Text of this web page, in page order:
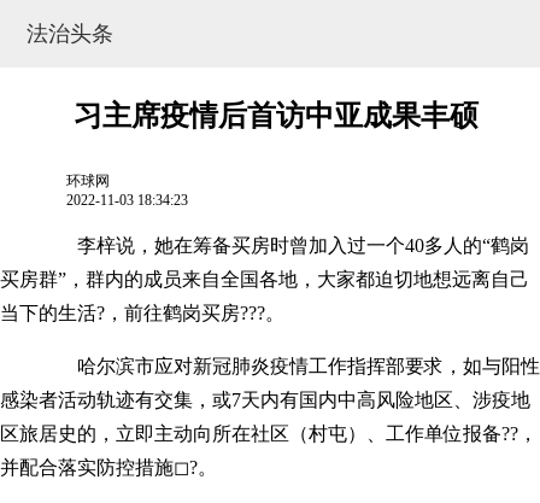
法治头条
习主席疫情后首访中亚成果丰硕
环球网
2022-11-03 18:34:23
李梓说，她在筹备买房时曾加入过一个40多人的“鹤岗
买房群”，群内的成员来自全国各地，大家都迫切地想远离自己
当下的生活?，前往鹤岗买房???。
哈尔滨市应对新冠肺炎疫情工作指挥部要求，如与阳性
感染者活动轨迹有交集，或7天内有国内中高风险地区、涉疫地
区旅居史的，立即主动向所在社区（村屯）、工作单位报备??，
并配合落实防控措施◻?。